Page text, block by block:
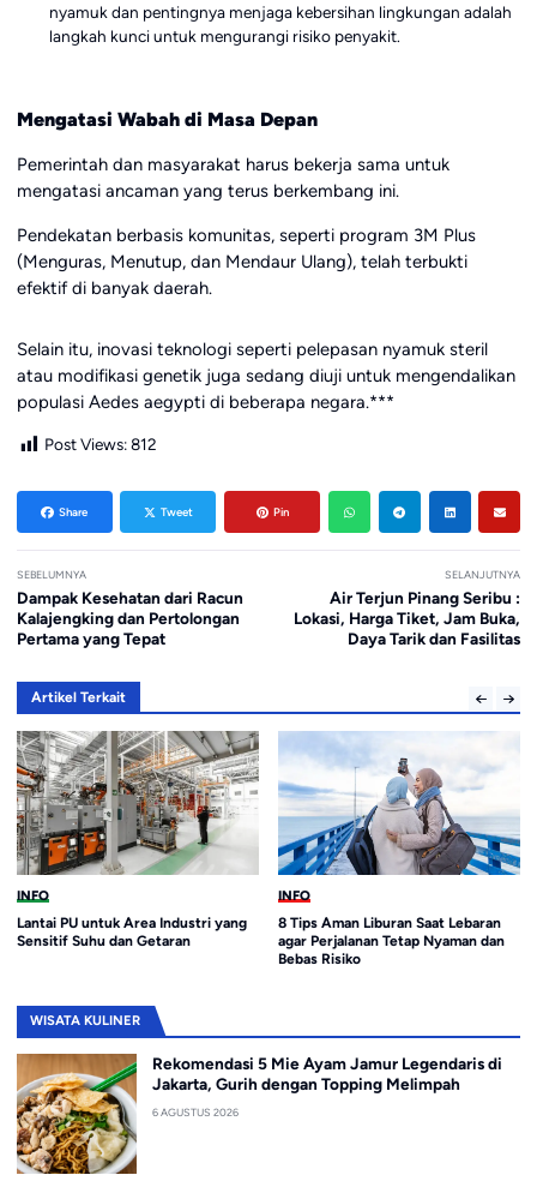
nyamuk dan pentingnya menjaga kebersihan lingkungan adalah
langkah kunci untuk mengurangi risiko penyakit.
Mengatasi Wabah di Masa Depan
Pemerintah dan masyarakat harus bekerja sama untuk
mengatasi ancaman yang terus berkembang ini.
Pendekatan berbasis komunitas, seperti program 3M Plus
(Menguras, Menutup, dan Mendaur Ulang), telah terbukti
efektif di banyak daerah.
Selain itu, inovasi teknologi seperti pelepasan nyamuk steril
atau modifikasi genetik juga sedang diuji untuk mengendalikan
populasi Aedes aegypti di beberapa negara.***
Post Views: 812
Share Tweet Pin
SEBELUMNYA
Dampak Kesehatan dari Racun
Kalajengking dan Pertolongan
Pertama yang Tepat
SELANJUTNYA
Air Terjun Pinang Seribu :
Lokasi, Harga Tiket, Jam Buka,
Daya Tarik dan Fasilitas
Artikel Terkait
INFO
Lantai PU untuk Area Industri yang
Sensitif Suhu dan Getaran
INFO
8 Tips Aman Liburan Saat Lebaran
agar Perjalanan Tetap Nyaman dan
Bebas Risiko
WISATA KULINER
Rekomendasi 5 Mie Ayam Jamur Legendaris di
Jakarta, Gurih dengan Topping Melimpah
6 AGUSTUS 2026